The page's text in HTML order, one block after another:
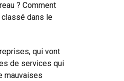
? Comment
dans le
qui vont
de services qui
mauvaises